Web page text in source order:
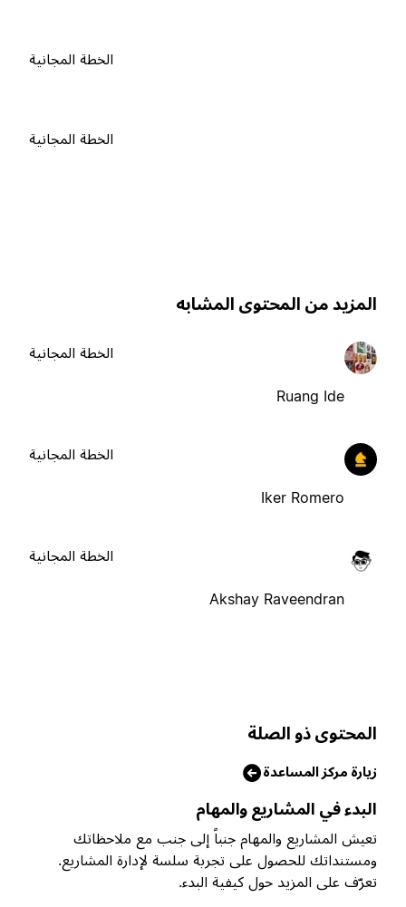
الخطة المجانية
الخطة المجانية
من المحتوى المشابه
Ruang Ide
الخطة المجانية
Iker Romero
الخطة المجانية
Akshay Raveendran
الخطة المجانية
ذو الصلة
مركز المساعدة
في المشاريع والمهام
المشاريع والمهام جنباً إلى جنب مع ملاحظاتك
للحصول على تجربة سلسة لإدارة المشاريع.
على المزيد حول كيفية البدء.